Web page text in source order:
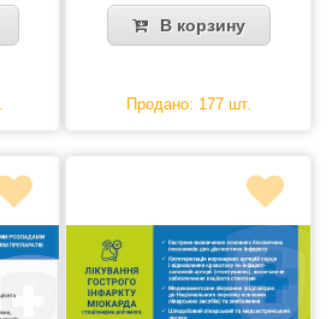
В корзину
Продано: 177 шт.